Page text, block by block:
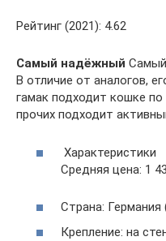
Рейтинг (2021): 4.62
Самый надёжный Самый
В отличие от аналогов,
гамак подходит кошке
прочих подходит
Характеристики
Средняя цена: 1
Страна: Германия
Крепление: на